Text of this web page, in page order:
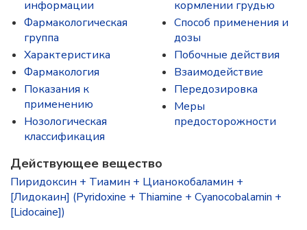
информации
Фармакологическая
группа
Характеристика
Фармакология
Показания к
применению
Нозологическая
классификация
кормлении грудью
Способ применения и
дозы
Побочные действия
Взаимодействие
Передозировка
Меры
предосторожности
Действующее вещество
Пиридоксин + Тиамин + Цианокобаламин +
[Лидокаин] (Pyridoxine + Thiamine + Cyanocobalamin +
[Lidocaine])